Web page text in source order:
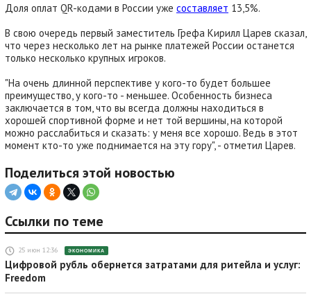
Доля оплат QR-кодами в России уже составляет 13,5%.
В свою очередь первый заместитель Грефа Кирилл Царев сказал,
что через несколько лет на рынке платежей России останется
только несколько крупных игроков.
"На очень длинной перспективе у кого-то будет большее
преимущество, у кого-то - меньшее. Особенность бизнеса
заключается в том, что вы всегда должны находиться в
хорошей спортивной форме и нет той вершины, на которой
можно расслабиться и сказать: у меня все хорошо. Ведь в этот
момент кто-то уже поднимается на эту гору", - отметил Царев.
Поделиться этой новостью
Ссылки по теме
25 июн 12:36 ЭКОНОМИКА
Цифровой рубль обернется затратами для ритейла и услуг:
Freedom